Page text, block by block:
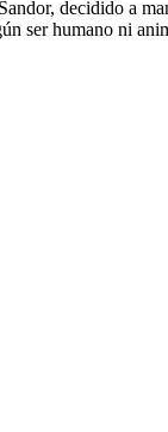
decidido a
ser humano ni